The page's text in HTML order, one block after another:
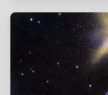
саботажа. На
его судят за
расы и